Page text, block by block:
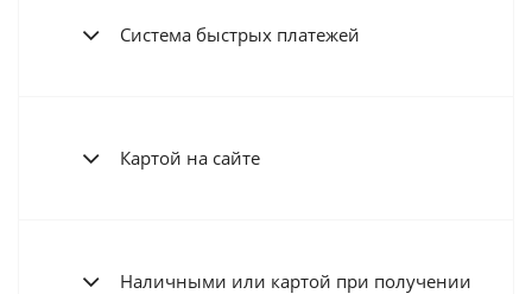
Система быстрых платежей
Картой на сайте
Наличными или картой при получении